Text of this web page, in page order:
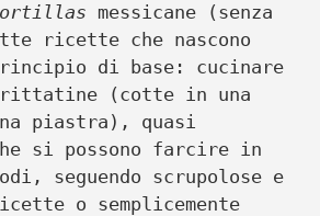
messicane (senza
ricette che nascono
di base: cucinare
(cotte in una
piastra), quasi
si possono farcire in
seguendo scrupolose e
o semplicemente